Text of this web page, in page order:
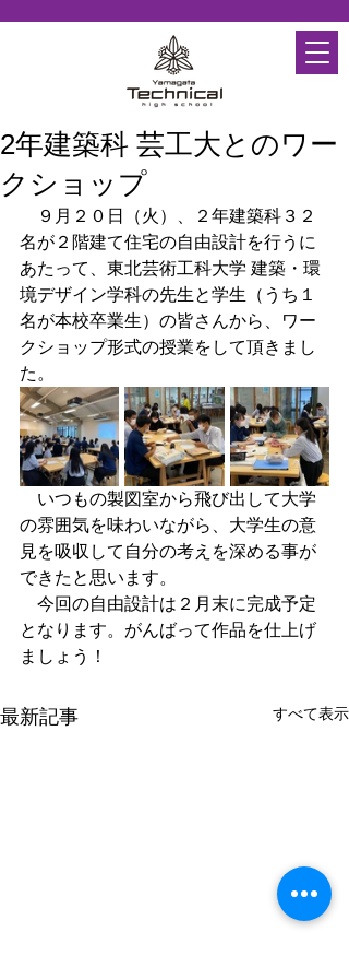
2年建築科 芸工大とのワー
クショップ
９月２０日（火）、２年建築科３２
名が２階建て住宅の自由設計を行うに
あたって、東北芸術工科大学 建築・環
境デザイン学科の先生と学生（うち１
名が本校卒業生）の皆さんから、ワー
クショップ形式の授業をして頂きまし
た。
いつもの製図室から飛び出して大学
の雰囲気を味わいながら、大学生の意
見を吸収して自分の考えを深める事が
できたと思います。
今回の自由設計は２月末に完成予定
となります。がんばって作品を仕上げ
ましょう！
最新記事 すべて表示